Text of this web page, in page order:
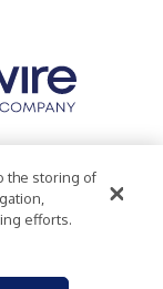
Statement
the storing of
efforts.